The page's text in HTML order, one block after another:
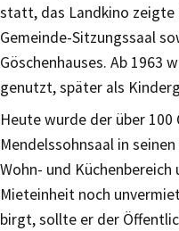
statt, das Landkino zeigte
Gemeinde-Sitzungssaal
Göschenhauses. Ab 1963
genutzt, später als
Heute wurde der über
Mendelssohnsaal in
Wohn- und
Mieteinheit noch
birgt, sollte er der